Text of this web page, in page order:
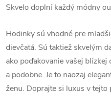
Skvelo doplní každý módny
Hodinky sú vhodné pre
dievčatá. Sú taktiež skvelým
ako poďakovanie vašej
a podobne. Je to naozaj
ženu. Doprajte si luxus v tejto